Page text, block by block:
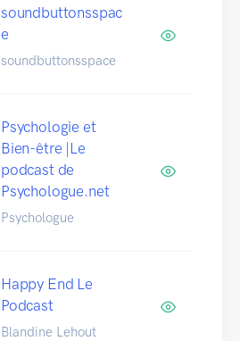
soundbuttonsspac
e
soundbuttonsspace
Psychologie et
Bien-être |Le
podcast de
Psychologue.net
Psychologue
Happy End Le
Podcast
Blandine Lehout